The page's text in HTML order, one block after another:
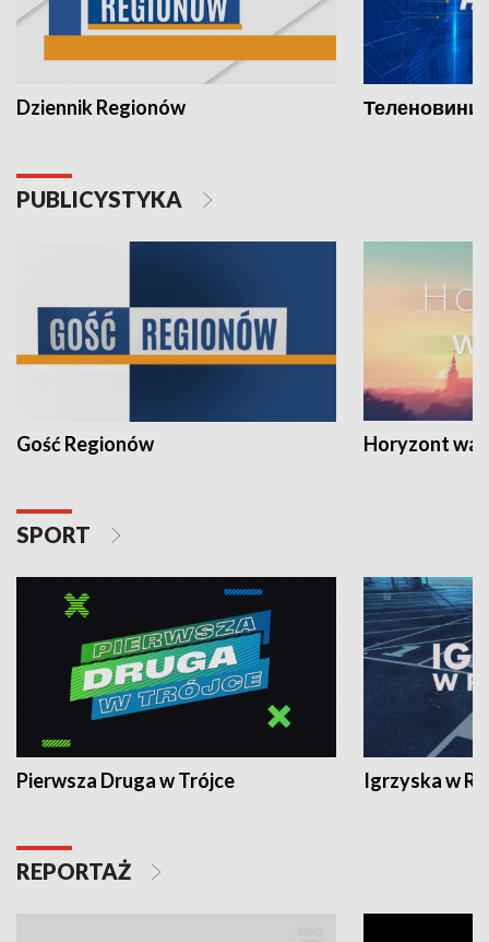
Dziennik Regionów Теленовини
PUBLICYSTYKA
Gość Regionów Horyzont
SPORT
Pierwsza Druga w Trójce Igrzyska w
REPORTAŻ